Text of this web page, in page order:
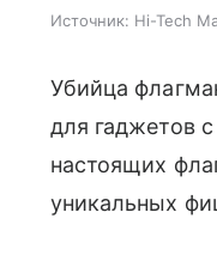
Источник: Hi-Tech
Убийца
для гаджетов
настоящих
уникальных